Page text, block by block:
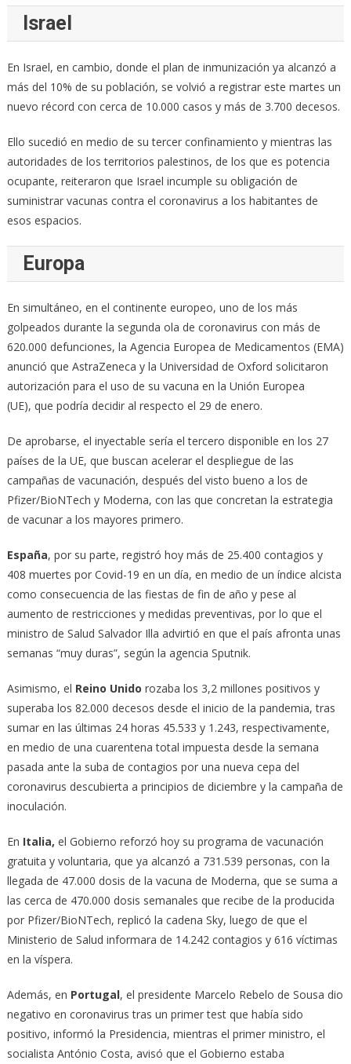
Israel
En Israel, en cambio, donde el plan de inmunización ya alcanzó a
más del 10% de su población, se volvió a registrar este martes un
nuevo récord con cerca de 10.000 casos y más de 3.700 decesos.
Ello sucedió en medio de su tercer confinamiento y mientras las
autoridades de los territorios palestinos, de los que es potencia
ocupante, reiteraron que Israel incumple su obligación de
suministrar vacunas contra el coronavirus a los habitantes de
esos espacios.
Europa
En simultáneo, en el continente europeo, uno de los más
golpeados durante la segunda ola de coronavirus con más de
620.000 defunciones, la Agencia Europea de Medicamentos (EMA)
anunció que AstraZeneca y la Universidad de Oxford solicitaron
autorización para el uso de su vacuna en la Unión Europea
(UE), que podría decidir al respecto el 29 de enero.
De aprobarse, el inyectable sería el tercero disponible en los 27
países de la UE, que buscan acelerar el despliegue de las
campañas de vacunación, después del visto bueno a los de
Pfizer/BioNTech y Moderna, con las que concretan la estrategia
de vacunar a los mayores primero.
España, por su parte, registró hoy más de 25.400 contagios y
408 muertes por Covid-19 en un día, en medio de un índice alcista
como consecuencia de las fiestas de fin de año y pese al
aumento de restricciones y medidas preventivas, por lo que el
ministro de Salud Salvador Illa advirtió en que el país afronta unas
semanas “muy duras”, según la agencia Sputnik.
Asimismo, el Reino Unido rozaba los 3,2 millones positivos y
superaba los 82.000 decesos desde el inicio de la pandemia, tras
sumar en las últimas 24 horas 45.533 y 1.243, respectivamente,
en medio de una cuarentena total impuesta desde la semana
pasada ante la suba de contagios por una nueva cepa del
coronavirus descubierta a principios de diciembre y la campaña de
inoculación.
En Italia, el Gobierno reforzó hoy su programa de vacunación
gratuita y voluntaria, que ya alcanzó a 731.539 personas, con la
llegada de 47.000 dosis de la vacuna de Moderna, que se suma a
las cerca de 470.000 dosis semanales que recibe de la producida
por Pfizer/BioNTech, replicó la cadena Sky, luego de que el
Ministerio de Salud informara de 14.242 contagios y 616 víctimas
en la víspera.
Además, en Portugal, el presidente Marcelo Rebelo de Sousa dio
negativo en coronavirus tras un primer test que había sido
positivo, informó la Presidencia, mientras el primer ministro, el
socialista António Costa, avisó que el Gobierno estaba